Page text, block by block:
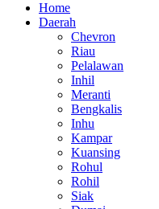
Home
Daerah
Chevron
Riau
Pelalawan
Inhil
Meranti
Bengkalis
Inhu
Kampar
Kuansing
Rohul
Rohil
Siak